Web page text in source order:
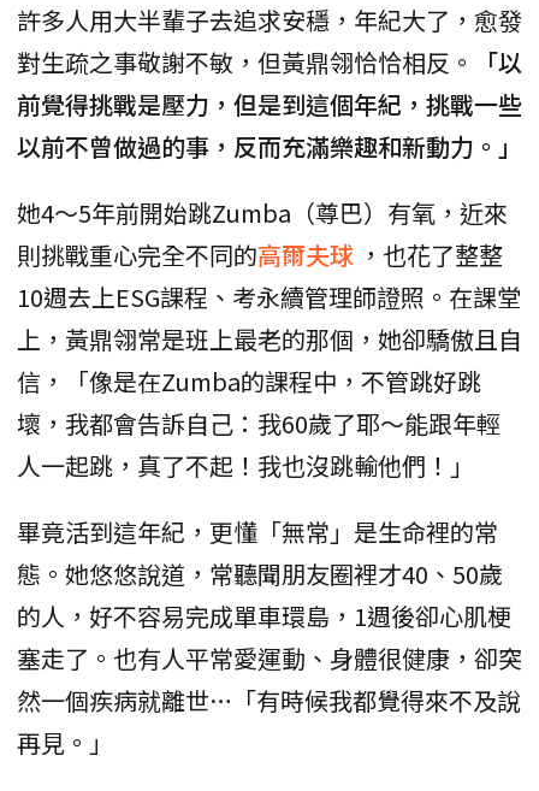
許多人用大半輩子去追求安穩，年紀大了，愈發
對生疏之事敬謝不敏，但黃鼎翎恰恰相反。
「以
前覺得挑戰是壓力，但是到這個年紀，挑戰一些
以前不曾做過的事，反而充滿樂趣和新動力。」
她4～5年前開始跳Zumba（尊巴）有氧，近來
則挑戰重心完全不同的高爾夫球 ，也花了整整
10週去上ESG課程、考永續管理師證照。在課堂
上，黃鼎翎常是班上最老的那個，她卻驕傲且自
信，「像是在Zumba的課程中，不管跳好跳
壞，我都會告訴自己：我60歲了耶～能跟年輕
人一起跳，真了不起！我也沒跳輸他們！」
畢竟活到這年紀，更懂「無常」是生命裡的常
態。她悠悠說道，常聽聞朋友圈裡才40、50歲
的人，好不容易完成單車環島，1週後卻心肌梗
塞走了。也有人平常愛運動、身體很健康，卻突
然一個疾病就離世…「有時候我都覺得來不及說
再見。」